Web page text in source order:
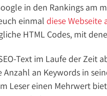
in den Rankings am
einmal diese Webseite
HTML Codes, mit
Text im Laufe der Zeit
an Keywords in
Leser einen Mehrwert